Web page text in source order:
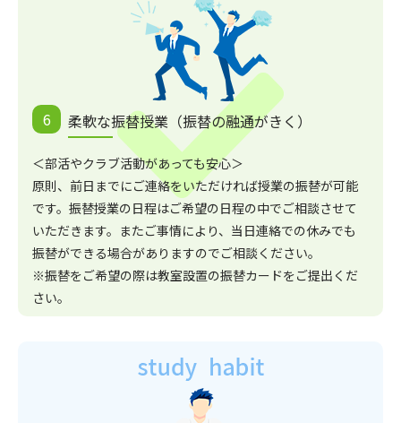
柔軟な振替授業（振替の融通がきく）
＜部活やクラブ活動があっても安心＞
原則、前日までにご連絡をいただければ授業の振替が可能
です。振替授業の日程はご希望の日程の中でご相談させて
いただきます。またご事情により、当日連絡での休みでも
振替ができる場合がありますのでご相談ください。
※振替をご希望の際は教室設置の振替カードをご提出くだ
さい。